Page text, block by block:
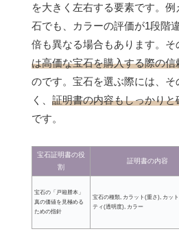
を大きく左右する要素です。
石でも、カラーの評価が1段階
倍も異なる場合もあります。そ
は高価な宝石を購入する際の信
のです。宝石を選ぶ際には、そ
く、 証明書の内容もしっかりと
です。
宝石証明書の役
割
証明書の内容
宝石の「戸籍謄本」
真の価値を見極める
ための指針
宝石の種類, カラット(重さ), カット,
ティ(透明度), カラー